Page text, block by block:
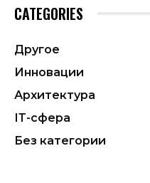
CATEGORIES
Другое
Инновации
Архитектура
ІТ-сфера
Без категории